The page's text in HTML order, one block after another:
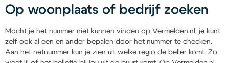
Op woonplaats of bedrijf zoeken
Mocht je het nummer niet kunnen vinden op Vermelden.nl, je kunt
zelf ook al een en ander bepalen door het nummer te checken.
Aan het netnummer kun je zien uit welke regio de beller komt. Zo